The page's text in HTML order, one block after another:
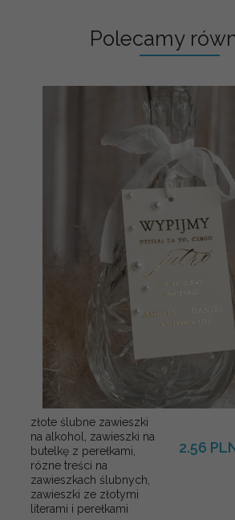
Polecamy
złote ślubne zawieszki
na alkohol, zawieszki na
butelkę z perełkami,
rózne treści na
zawieszkach ślubnych,
zawieszki ze złotymi
literami i perełkami
2.56